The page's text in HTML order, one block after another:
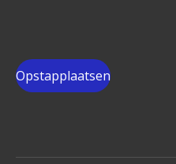
Opstapplaatsen